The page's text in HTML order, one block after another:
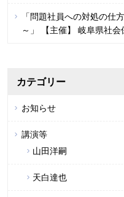
「問題社員への対処の仕
～」 【主催】 岐阜県社
カテゴリー
お知らせ
講演等
山田洋嗣
天白達也